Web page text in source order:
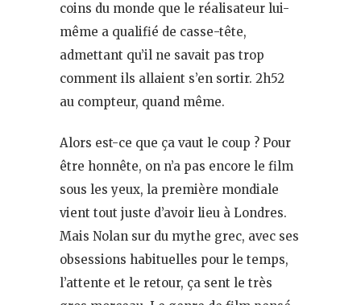
coins du monde que le réalisateur lui-
même a qualifié de casse-tête,
admettant qu’il ne savait pas trop
comment ils allaient s’en sortir. 2h52
au compteur, quand même.
Alors est-ce que ça vaut le coup ? Pour
être honnête, on n’a pas encore le film
sous les yeux, la première mondiale
vient tout juste d’avoir lieu à Londres.
Mais Nolan sur du mythe grec, avec ses
obsessions habituelles pour le temps,
l’attente et le retour, ça sent le très